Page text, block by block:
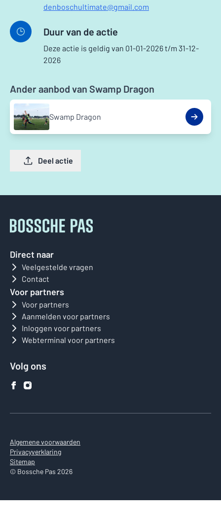
denboschultimate@gmail.com
Duur van de actie
Deze actie is geldig van 01-01-2026 t/m 31-12-
2026
Ander aanbod van Swamp Dragon
Swamp Dragon
Deel actie
Direct naar
Veelgestelde vragen
Contact
Voor partners
Voor partners
Aanmelden voor partners
Inloggen voor partners
Webterminal voor partners
Volg ons
Algemene voorwaarden
Privacyverklaring
Sitemap
© Bossche Pas 2026